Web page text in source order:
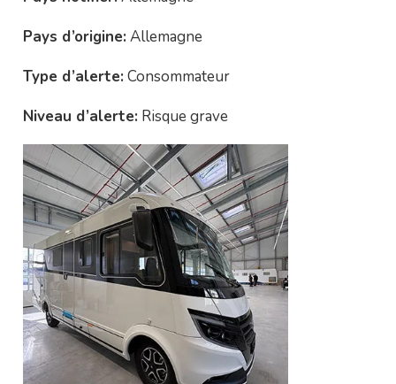
Pays d’origine: Allemagne
Type d’alerte: Consommateur
Niveau d’alerte: Risque grave